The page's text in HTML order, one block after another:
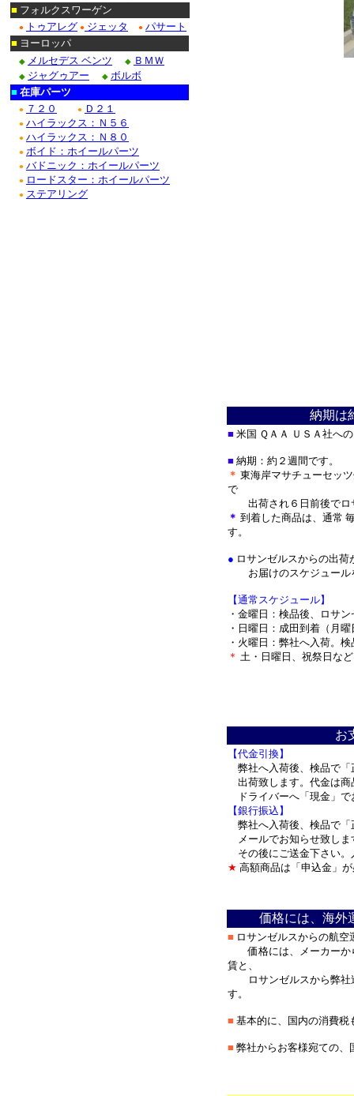
納期は
■ 米国 ＱＡＡ ＵＳＡ社へ
■ 納期：約２週間です。
＊ 東海岸マサチューセッ
で
出荷され ６日前後で
＊ 到着した商品は、通常
す。
● ロサンゼルスからの出
お届けのスケジュール
【通常スケジュール】
・金曜日：検品後、ロサ
・日曜日：成田到着（月
・火曜日：弊社へ入荷。
＊ 土・日曜日、祝祭日な
お
【代金引換】
弊社へ入荷後、検品で「
出荷致します。代金は商
ドライバーへ「現金」
【銀行振込】
弊社へ入荷後、検品で「
メールでお知らせ致しま
その後にご送金下さい。
★ 高額商品は「申込金」
価格には、海外
■ ロサンゼルスからの航
価格には、メーカーか
賃と、
ロサンゼルスから弊社
す。
■ 基本的に、国内の消費税
■ 弊社からお客様宛ての、
■ フォルクスワーゲン
● トゥアレグ ● ジェッタ ● パサート
■ ヨーロッパ
◆ メルセデス ベンツ ◆ ＢＭＷ
◆ ジャグゥアー ◆ ボルボ
■ 在庫パーツ
● ７２０ ● Ｄ２１
● ハイラックス：Ｎ５６
● ハイラックス：Ｎ８０
● ボイド：ホイールパーツ
● バドニック：ホイールパーツ
● ロードスター：ホイールパーツ
● ステアリング